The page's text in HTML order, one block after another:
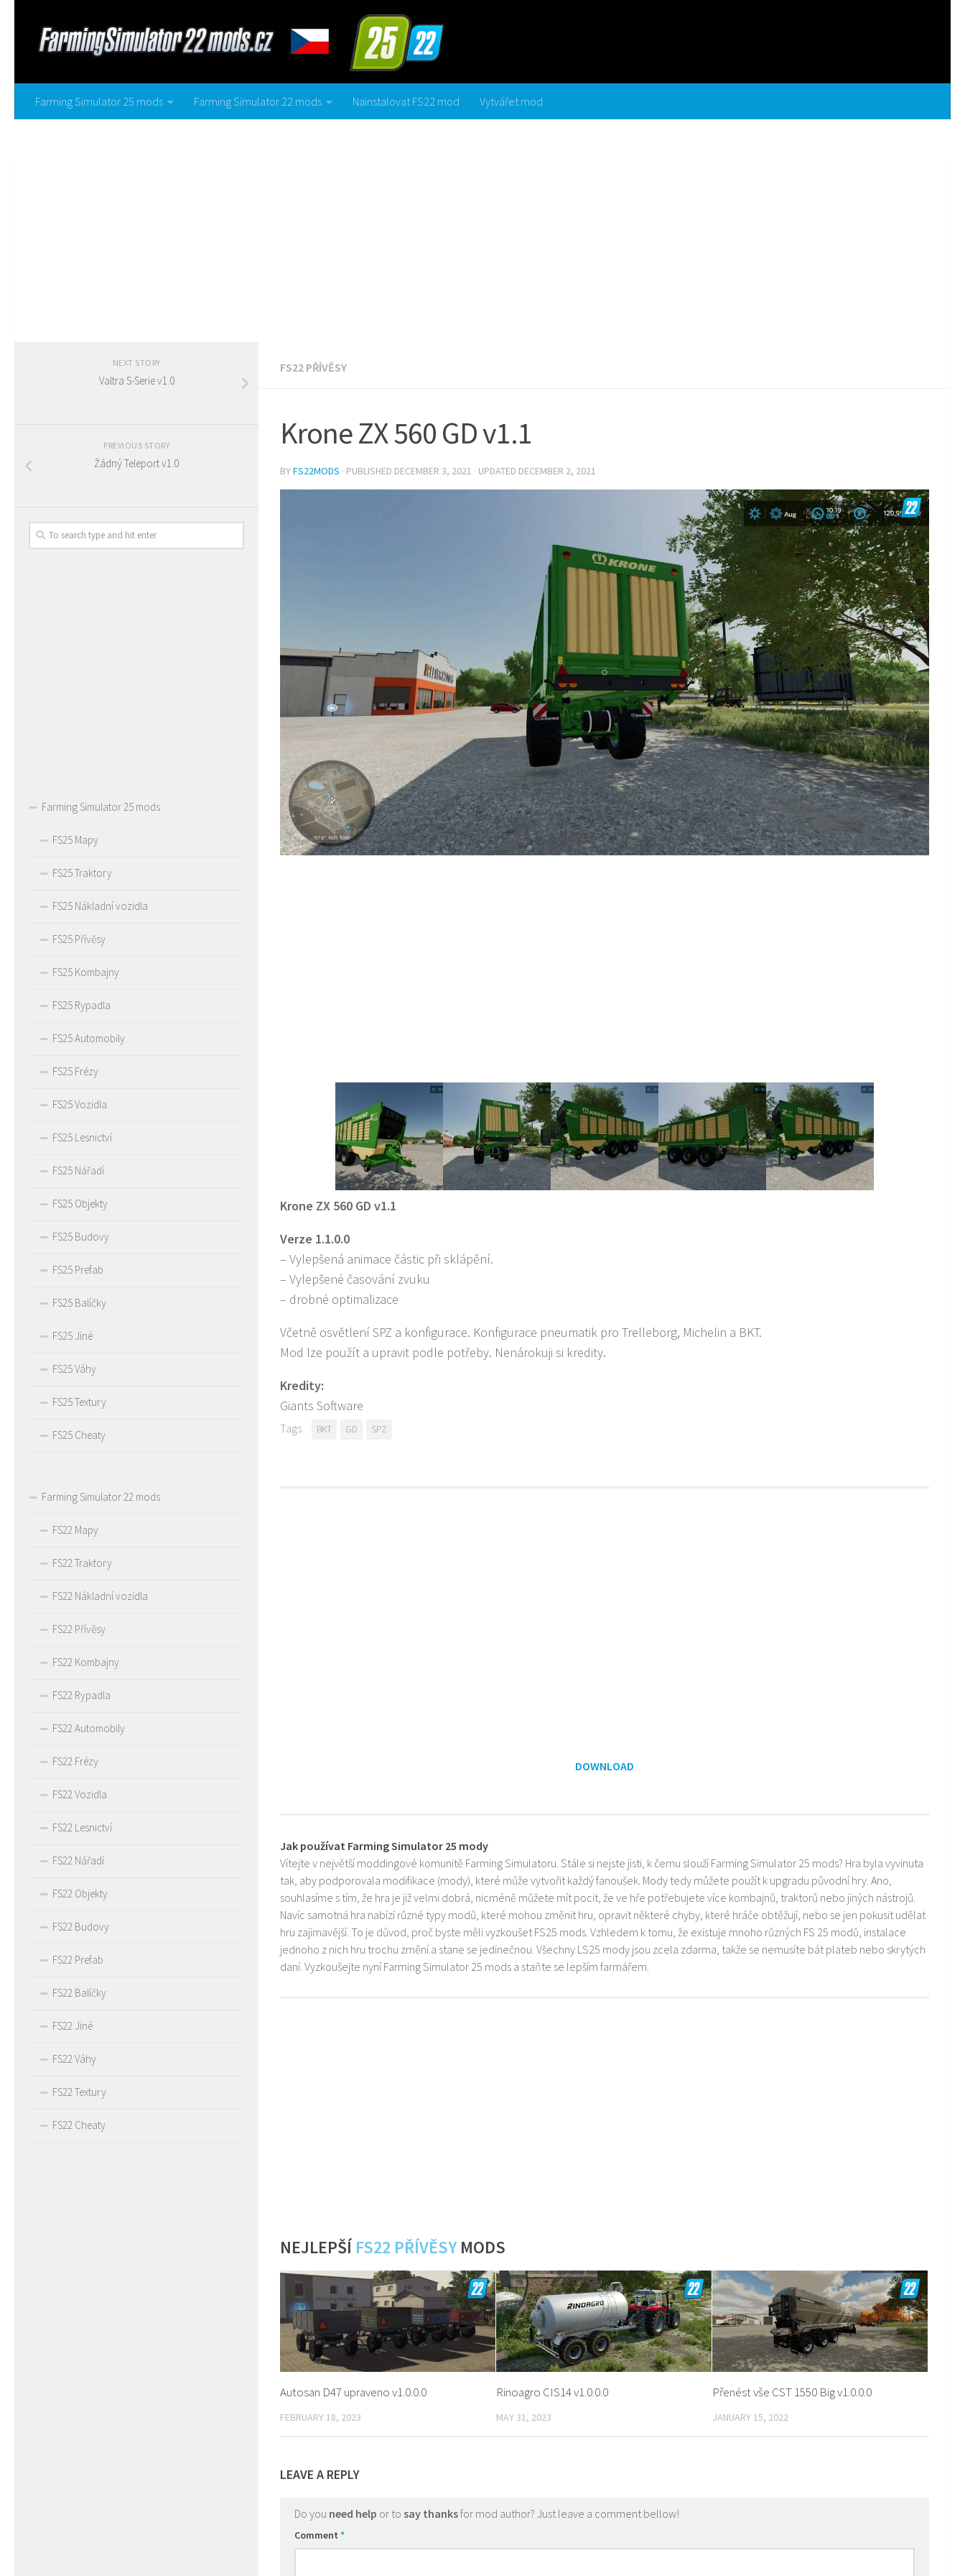
Farming Simulator 25 mods Farming Simulator 22 mods Nainstalovat FS22 mod Vytvářet mod
FS22 PŘÍVĚSY
Krone ZX 560 GD v1.1
BYFS22MODS · PUBLISHED DECEMBER 3, 2021 · UPDATED DECEMBER 2, 2021
Krone ZX 560 GD v1.1
Verze 1.1.0.0
– Vylepšená animace částic při sklápění.
– Vylepšené časování zvuku
– drobné optimalizace
Včetně osvětlení SPZ a konfigurace. Konfigurace pneumatik pro Trelleborg, Michelin a BKT.
Mod lze použít a upravit podle potřeby. Nenárokuji si kredity.
Kredity:
Giants Software
Tags: BKT GD SPZ
DOWNLOAD
Jak používat Farming Simulator 25 mody
Vítejte v největší moddingové komunitě Farming Simulatoru. Stále si nejste jisti, k čemu slouží Farming Simulator 25 mods? Hra byla vyvinuta
tak, aby podporovala modifikace (mody), které může vytvořit každý fanoušek. Mody tedy můžete použít k upgradu původní hry. Ano,
souhlasíme s tím, že hra je již velmi dobrá, nicméně můžete mít pocit, že ve hře potřebujete více kombajnů, traktorů nebo jiných nástrojů.
Navíc samotná hra nabízí různé typy modů, které mohou změnit hru, opravit některé chyby, které hráče obtěžují, nebo se jen pokusit udělat
hru zajímavější. To je důvod, proč byste měli vyzkoušet FS25 mods. Vzhledem k tomu, že existuje mnoho různých FS 25 modů, instalace
jednoho z nich hru trochu změní a stane se jedinečnou. Všechny LS25 mody jsou zcela zdarma, takže se nemusíte bát plateb nebo skrytých
daní. Vyzkoušejte nyní Farming Simulator 25 mods a staňte se lepším farmářem.
NEJLEPŠÍ FS22 PŘÍVĚSYMODS
Autosan D47 upraveno v1.0.0.0
FEBRUARY 18, 2023
Rinoagro CIS14 v1.0.0.0
MAY 31, 2023
Přenést vše CST 1550 Big v1.0.0.0
JANUARY 15, 2022
LEAVE A REPLY
Do you need help or to say thanksfor mod author? Just leave a comment bellow!
Comment *
NEXT STORY
Valtra S-Serie v1.0
PREVIOUS STORY
Žádný Teleport v1.0
Farming Simulator 25 mods
FS25 Mapy
FS25 Traktory
FS25 Nákladní vozidla
FS25 Přívěsy
FS25 Kombajny
FS25 Rypadla
FS25 Automobily
FS25 Frézy
FS25 Vozidla
FS25 Lesnictví
FS25 Nářadí
FS25 Objekty
FS25 Budovy
FS25 Prefab
FS25 Balíčky
FS25 Jiné
FS25 Váhy
FS25 Textury
FS25 Cheaty
Farming Simulator 22 mods
FS22 Mapy
FS22 Traktory
FS22 Nákladní vozidla
FS22 Přívěsy
FS22 Kombajny
FS22 Rypadla
FS22 Automobily
FS22 Frézy
FS22 Vozidla
FS22 Lesnictví
FS22 Nářadí
FS22 Objekty
FS22 Budovy
FS22 Prefab
FS22 Balíčky
FS22 Jiné
FS22 Váhy
FS22 Textury
FS22 Cheaty